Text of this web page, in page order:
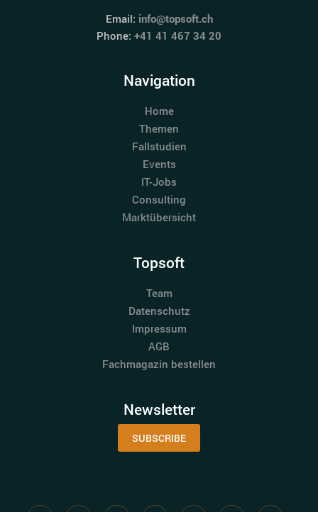
Email: info@topsoft.ch
Phone: +41 41 467 34 20
Navigation
Home
Themen
Fallstudien
Events
IT-Jobs
Consulting
Marktübersicht
Topsoft
Team
Datenschutz
Impressum
AGB
Fachmagazin bestellen
Newsletter
SUBSCRIBE